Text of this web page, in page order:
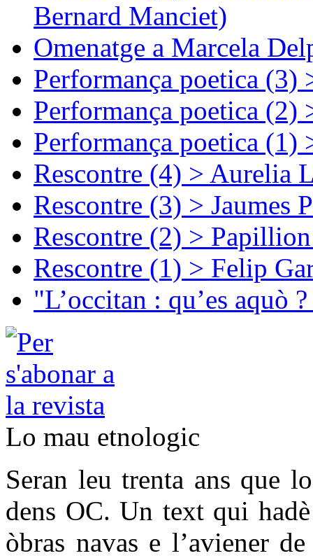
Bernard Manciet)
Omenatge a Marcela
Performança poetica (3)
Performança poetica (2)
Performança poetica (1)
Rescontre (4) > Aurelia
Rescontre (3) > Jaumes
Rescontre (2) >
Rescontre (1) > Felip
"L’occitan : qu’es aquò
Lo mau etnologic
Seran leu trenta ans que
dens OC. Un text qui
òbras navas e l’aviener